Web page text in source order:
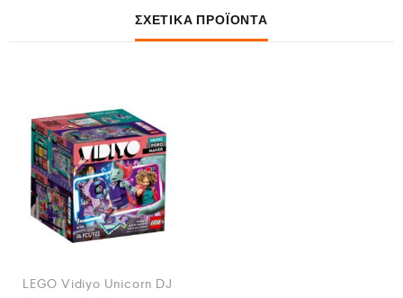
ΣΧΕΤΙΚΆ ΠΡΟΪΌΝΤΑ
LEGO Vidiyo Unicorn DJ